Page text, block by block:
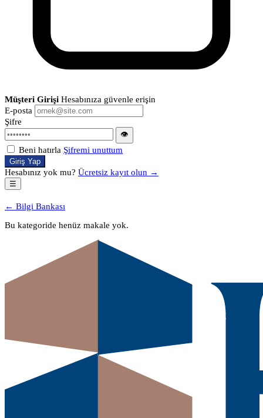
Müşteri Girişi Hesabınıza güvenle erişin
E-posta
Şifre
👁
Beni hatırla Şifremi unuttum
Giriş Yap
Hesabınız yok mu? Ücretsiz kayıt olun →
☰
← Bilgi Bankası
Bu kategoride henüz makale yok.